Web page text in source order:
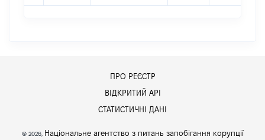
ПРО РЕЄСТР
ВІДКРИТИЙ АРІ
СТАТИСТИЧНІ ДАНІ
© 2026, Національне агентство з питань запобігання корупції